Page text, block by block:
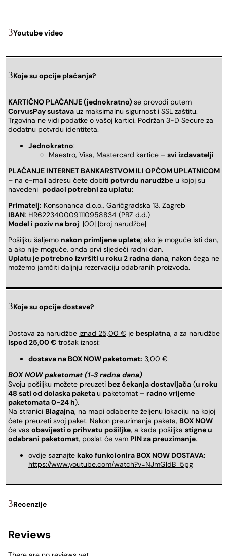
Youtube video
Koje su opcije plaćanja?
KARTIČNO PLAĆANJE (jednokratno) se provodi putem
CorvusPay sustava uz maksimalnu sigurnost i SSL zaštitu.
Trgovina ne vidi podatke o vašoj kartici. Podržan 3-D Secure za
dodatnu potvrdu identiteta.
Jednokratno:
Maestro, Visa, Mastercard kartice – svi izdavatelji
PLAĆANJE INTERNET BANKARSTVOM ILI OPĆOM UPLATNICOM
– na e-mail adresu ćete dobiti potvrdu narudžbe u kojoj su
navedeni podaci potrebni za uplatu:
Primatelj: Konsonanca d.o.o., Garićgradska 13, Zagreb
IBAN: HR6223400091110958834 (PBZ d.d.)
Model i poziv na broj: |00| |broj narudžbe|
Pošiljku šaljemo nakon primljene uplate; ako je moguće isti dan,
a ako nije moguće, onda prvi sljedeći radni dan.
Uplatu je potrebno izvršiti u roku 2 radna dana, nakon čega ne
možemo jamčiti daljnju rezervaciju odabranih proizvoda.
Koje su opcije dostave?
Dostava za narudžbe iznad 25,00 € je besplatna, a za narudžbe
ispod 25,00 € trošak iznosi:
dostava na BOX NOW paketomat: 3,00 €
BOX NOW paketomat (1-3 radna dana)
Svoju pošiljku možete preuzeti bez čekanja dostavljača (u roku
48 sati od dolaska paketau paketomat – radno vrijeme
paketomata 0-24 h).
Na stranici Blagajna, na mapi odaberite željenu lokaciju na kojoj
ćete preuzeti svoj paket. Nakon preuzimanja paketa, BOX NOW
će vas obavijesti o prihvatu pošiljke, a kada pošiljka stigne u
odabrani paketomat, poslat će vam PIN za preuzimanje.
ovdje saznajte kako funkcionira BOX NOW DOSTAVA:
https://www.youtube.com/watch?v=NJmGldB_5pg
Recenzije
Reviews